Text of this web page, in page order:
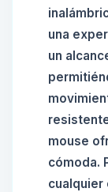
una
un
mouse
cómoda.
cualquier